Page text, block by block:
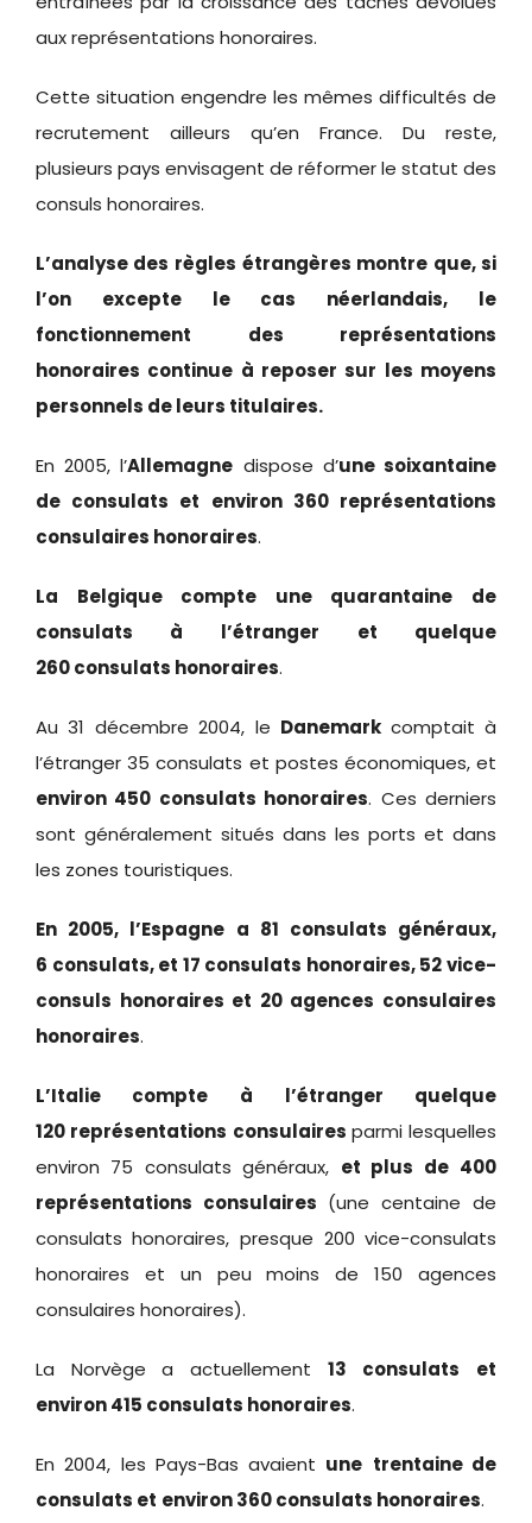
aux représentations honoraires.
Cette situation engendre les mêmes difficultés de
recrutement ailleurs qu’en France. Du reste,
plusieurs pays envisagent de réformer le statut des
consuls honoraires.
L’analyse des règles étrangères montre que, si
l’on excepte le cas néerlandais, le
fonctionnement des représentations
honoraires continue à reposer sur les moyens
personnels de leurs titulaires.
En 2005, l’Allemagne dispose d’une soixantaine
de consulats et environ 360 représentations
consulaires honoraires.
La Belgique compte une quarantaine de
consulats à l’étranger et quelque
260 consulats honoraires.
Au 31 décembre 2004, le Danemark comptait à
l’étranger 35 consulats et postes économiques, et
environ 450 consulats honoraires. Ces derniers
sont généralement situés dans les ports et dans
les zones touristiques.
En 2005, l’Espagne a 81 consulats généraux,
6 consulats, et 17 consulats honoraires, 52 vice-
consuls honoraires et 20 agences consulaires
honoraires.
L’Italie compte à l’étranger quelque
120 représentations consulaires parmi lesquelles
environ 75 consulats généraux, et plus de 400
représentations consulaires (une centaine de
consulats honoraires, presque 200 vice-consulats
honoraires et un peu moins de 150 agences
consulaires honoraires).
La Norvège a actuellement 13 consulats
et
environ 415 consulats honoraires.
En 2004, les Pays-Bas avaient une trentaine de
consulats et environ 360 consulats honoraires.